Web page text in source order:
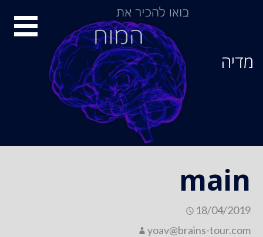
מדיה
main
18/04/2019
yoav@brains-tour.com